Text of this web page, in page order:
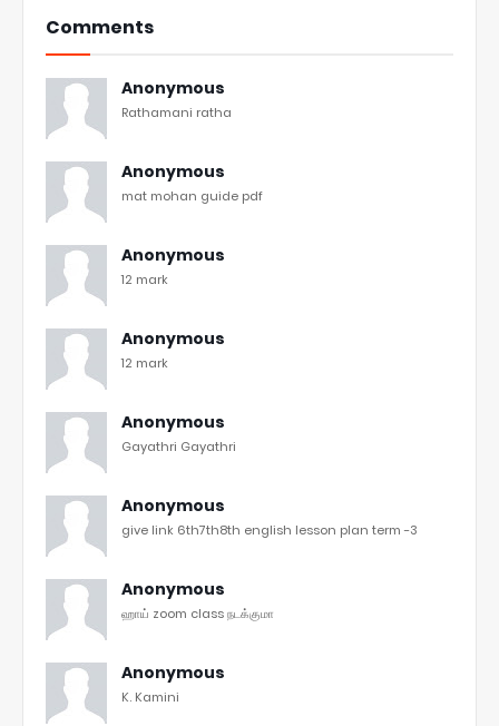
Comments
Anonymous
Rathamani ratha
Anonymous
mat mohan guide pdf
Anonymous
12 mark
Anonymous
12 mark
Anonymous
Gayathri Gayathri
Anonymous
give link 6th7th8th english lesson plan term -3
Anonymous
ஹாய் zoom class நடக்குமா
Anonymous
K. Kamini